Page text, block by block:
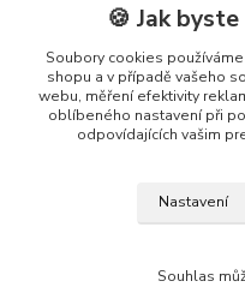
Radka Chamrádová
+420 737 484 708
Výdejna e-shopu: Po-Ne, 8-20
info@equi-horecky.cz
Frenštát pod Radhoštěm, C
🍪 Jak
Soubory cookies
shopu a v případě vašeho
webu, měření efektivity
oblíbeného nastavení při
odpovídajících vašim
Nastavení
Souhlas